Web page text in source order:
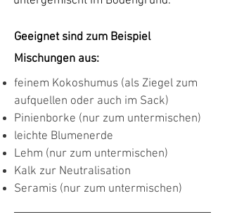
Geeignet sind zum Beispiel
Mischungen aus:
feinem Kokoshumus (als Ziegel zum
aufquellen oder auch im Sack)
Pinienborke (nur zum untermischen)
leichte Blumenerde
Lehm (nur zum untermischen)
Kalk zur Neutralisation
Seramis (nur zum untermischen)